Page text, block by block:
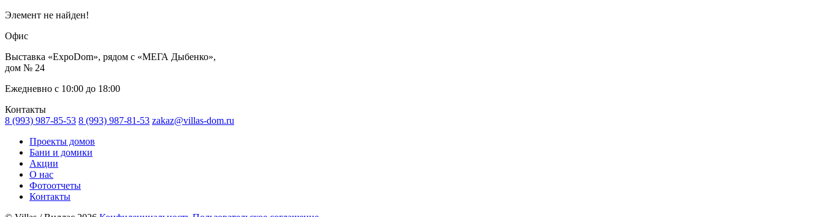
Элемент не найден!
Офис
Выставка «ExpoDom», рядом с «МЕГА Дыбенко»,
дом № 24
Ежедневно с 10:00 до 18:00
Контакты
8 (993) 987-85-53 8 (993) 987-81-53 zakaz@villas-dom.ru
Проекты домов
Бани и домики
Акции
О нас
Фотоотчеты
Контакты